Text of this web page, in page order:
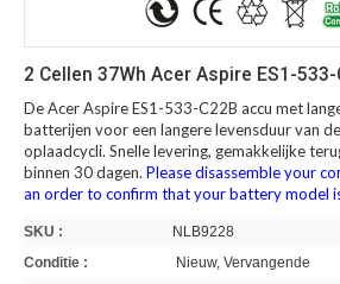
2 Cellen 37Wh Acer Aspire ES1-
De Acer Aspire ES1-533-C22B accu met
batterijen voor een langere levensduur van
oplaadcycli. Snelle levering, gemakkelijke
binnen 30 dagen. Please disassemble your
an order to confirm that your battery model
SKU :
NLB9228
Conditie :
Nieuw, Vervangende